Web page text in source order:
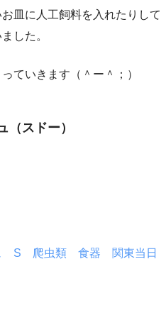
皿に人工飼料を入れたりして
した。
ていきます（＾ー＾；）
スドー）
S 爬虫類 食器 関東当日